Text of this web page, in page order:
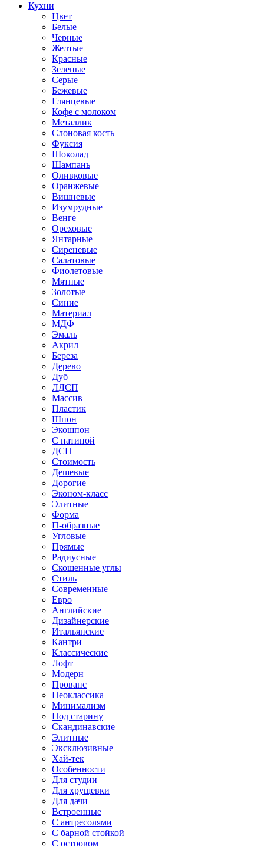
Кухни
Цвет
Белые
Черные
Желтые
Красные
Зеленые
Серые
Бежевые
Глянцевые
Кофе с молоком
Металлик
Слоновая кость
Фуксия
Шоколад
Шампань
Оливковые
Оранжевые
Вишневые
Изумрудные
Венге
Ореховые
Янтарные
Сиреневые
Салатовые
Фиолетовые
Мятные
Золотые
Синие
Материал
МДФ
Эмаль
Акрил
Береза
Дерево
Дуб
ЛДСП
Массив
Пластик
Шпон
Экошпон
С патиной
ДСП
Стоимость
Дешевые
Дорогие
Эконом-класс
Элитные
Форма
П-образные
Угловые
Прямые
Радиусные
Скошенные углы
Стиль
Современные
Евро
Английские
Дизайнерские
Итальянские
Кантри
Классические
Лофт
Модерн
Прованс
Неоклассика
Минимализм
Под старину
Скандинавские
Элитные
Эксклюзивные
Хай-тек
Особенности
Для студии
Для хрущевки
Для дачи
Встроенные
С антресолями
С барной стойкой
С островом